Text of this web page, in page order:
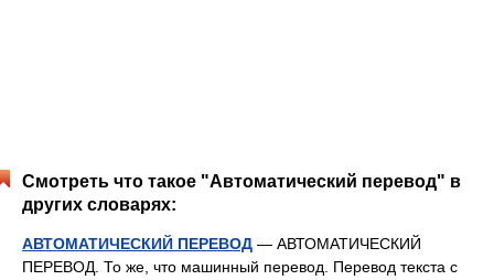
Смотреть что такое "Автоматический перевод" в
других словарях:
АВТОМАТИЧЕСКИЙ ПЕРЕВОД — АВТОМАТИЧЕСКИЙ
ПЕРЕВОД. То же, что машинный перевод. Перевод текста с